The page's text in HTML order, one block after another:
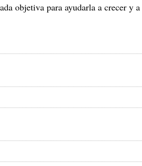
objetiva para ayudarla a crecer y a